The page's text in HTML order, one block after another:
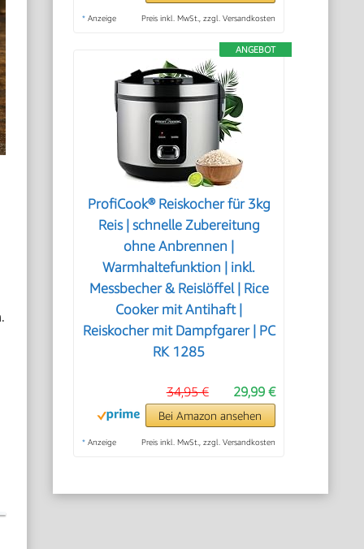
* Anzeige Preis inkl. MwSt., zzgl. Versandkosten
ANGEBOT
ProfiCook® Reiskocher für 3kg
Reis | schnelle Zubereitung
ohne Anbrennen |
Warmhaltefunktion | inkl.
Messbecher & Reislöffel | Rice
Cooker mit Antihaft |
Reiskocher mit Dampfgarer | PC
RK 1285
29,99 €
34,95 €
Bei Amazon ansehen
* Anzeige Preis inkl. MwSt., zzgl. Versandkosten